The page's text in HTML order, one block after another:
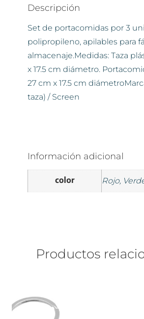
Descripción
Set de portacomidas por 3
polipropileno, apilables para
almacenaje.Medidas: Taza
x 17.5 cm diámetro.
27 cm x 17.5 cm
taza) / Screen
Información adicional
color Rojo,
Productos